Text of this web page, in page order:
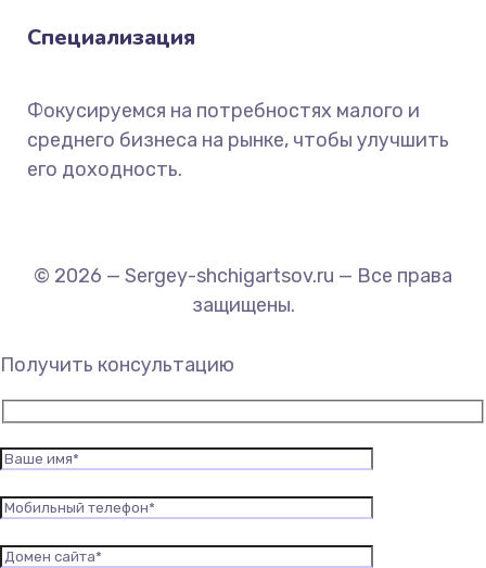
Специализация
Фокусируемся на потребностях малого и
среднего бизнеса на рынке, чтобы улучшить
его доходность.
© 2026 — Sergey-shchigartsov.ru — Все права
защищены.
Получить консультацию